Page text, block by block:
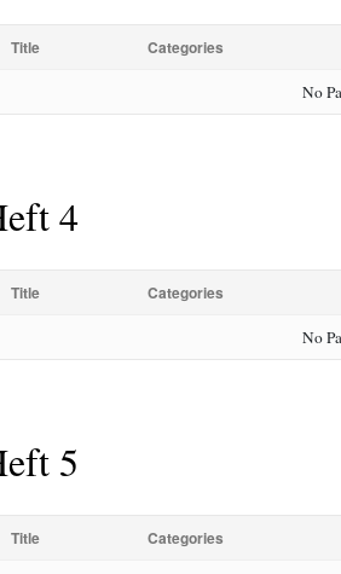
Title Categories
No
4
Title Categories
No
5
Title Categories